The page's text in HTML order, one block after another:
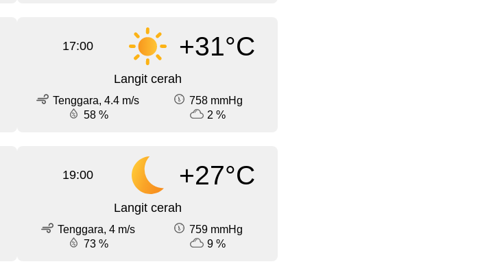
17:00 +31°C
Langit cerah
Tenggara, 4.4 m/s
758 mmHg
58 %
2 %
19:00 +27°C
Langit cerah
Tenggara, 4 m/s
759 mmHg
73 %
9 %